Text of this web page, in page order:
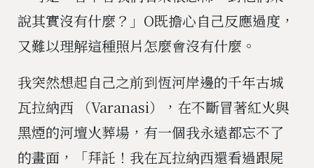
說其實沒有什麼？」O既擔心自己反應過度，
又難以理解這種照片怎麼會沒有什麼。
我突然想起自己之前到恆河岸邊的千年古城
瓦拉納西 （Varanasi），在不斷冒著紅火與
黑煙的河壇火葬場，有一個我永遠都忘不了
的畫面，「拜託！我在瓦拉納西還看過跟屍